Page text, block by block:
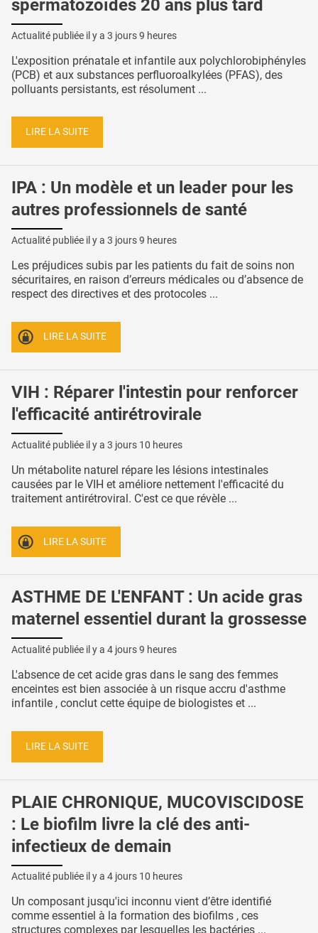
spermatozoïdes 20 ans plus tard
Actualité publiée il y a 3 jours 9 heures
L'exposition prénatale et infantile aux polychlorobiphényles
(PCB) et aux substances perfluoroalkylées (PFAS), des
polluants persistants, est résolument ...
LIRE LA SUITE
IPA : Un modèle et un leader pour les
autres professionnels de santé
Actualité publiée il y a 3 jours 9 heures
Les préjudices subis par les patients du fait de soins non
sécuritaires, en raison d’erreurs médicales ou d’absence de
respect des directives et des protocoles ...
LIRE LA SUITE
VIH : Réparer l'intestin pour renforcer
l'efficacité antirétrovirale
Actualité publiée il y a 3 jours 10 heures
Un métabolite naturel répare les lésions intestinales
causées par le VIH et améliore nettement l'efficacité du
traitement antirétroviral. C'est ce que révèle ...
LIRE LA SUITE
ASTHME DE L'ENFANT : Un acide gras
maternel essentiel durant la grossesse
Actualité publiée il y a 4 jours 9 heures
L'absence de cet acide gras dans le sang des femmes
enceintes est bien associée à un risque accru d'asthme
infantile , conclut cette équipe de biologistes et ...
LIRE LA SUITE
PLAIE CHRONIQUE, MUCOVISCIDOSE
: Le biofilm livre la clé des anti-
infectieux de demain
Actualité publiée il y a 4 jours 10 heures
Un composant jusqu'ici inconnu vient d’être identifié
comme essentiel à la formation des biofilms , ces
structures complexes par lesquelles les bactéries ...